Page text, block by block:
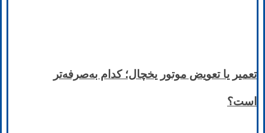
تعمیر یا تعویض موتور یخچال؛ کدام به‌صرفه‌تر
است؟